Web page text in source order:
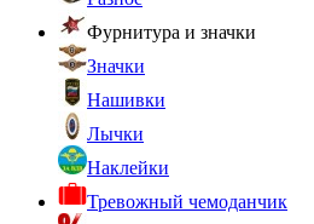
Фурнитура и значки
Значки
Нашивки
Лычки
Наклейки
Тревожный чемоданчик